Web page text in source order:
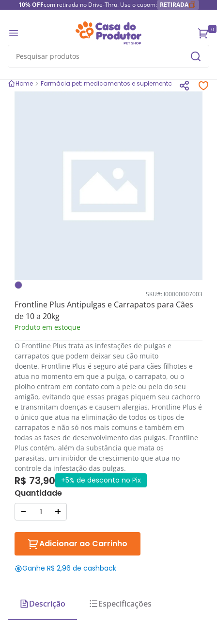
10% OFFcom retirada no Drive-Thru. Use o cupom: RETIRADA
0
Home Farmácia pet: medicamentos e suplementos Antipulgas
SKU#: I00000007003
Frontline Plus Antipulgas e Carrapatos para Cães
de 10 a 20kg
Produto em estoque
O Frontline Plus trata as infestações de pulgas e
carrapatos que podem deixar seu cão muito
doente. Frontline Plus é seguro até para cães filhotes e
atua no momento em que a pulga, o carrapato, ou o
piolho entram em contato com a pele ou pelo do seu
amigão, evitando que essas pragas piquem seu cachorro
e transmitam doenças e causem alergias. Frontline Plus é
o único que atua na eliminação de todos os tipos de
carrapatos e não só nos mais comuns e também em
todas as fases de desenvolvimento das pulgas. Frontline
Plus contém, além da substância que mata os
parasitas, um inibidor de crescimento que atua no
controle da infestação das pulgas.
R$ 73,90 +5% de desconto no Pix
Quantidade
- +
Adicionar ao Carrinho
Ganhe R$ 2,96 de cashback
Descrição Especificações